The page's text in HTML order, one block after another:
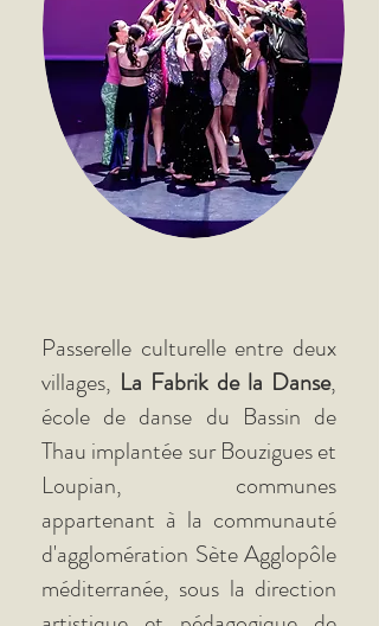
Passerelle culturelle entre deux
villages, La Fabrik de la Danse,
école de danse du Bassin de
Thau implantée sur Bouzigues et
Loupian, communes
appartenant à la communauté
d'agglomération Sète Agglopôle
méditerranée, sous la direction